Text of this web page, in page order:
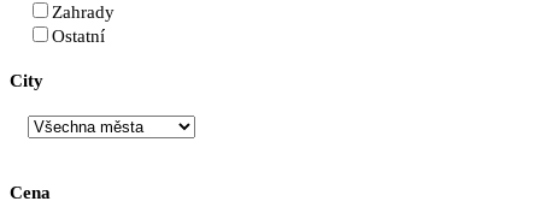
Zahrady
Ostatní
City
Cena